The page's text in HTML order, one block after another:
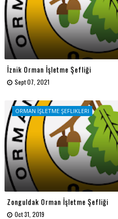
İznik Orman İşletme Şefliği
Sept 07, 2021
ORMAN İŞLETME ŞEFLIKLERI
Zonguldak Orman İşletme Şefliği
Oct 31, 2019